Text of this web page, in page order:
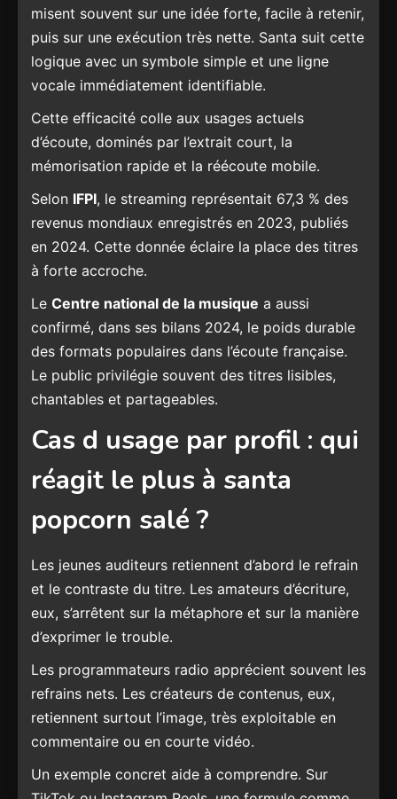
misent souvent sur une idée forte, facile à retenir,
puis sur une exécution très nette. Santa suit cette
logique avec un symbole simple et une ligne
vocale immédiatement identifiable.
Cette efficacité colle aux usages actuels
d’écoute, dominés par l’extrait court, la
mémorisation rapide et la réécoute mobile.
Selon IFPI, le streaming représentait 67,3 % des
revenus mondiaux enregistrés en 2023, publiés
en 2024. Cette donnée éclaire la place des titres
à forte accroche.
Le Centre national de la musique a aussi
confirmé, dans ses bilans 2024, le poids durable
des formats populaires dans l’écoute française.
Le public privilégie souvent des titres lisibles,
chantables et partageables.
Cas d usage par profil : qui
réagit le plus à santa
popcorn salé ?
Les jeunes auditeurs retiennent d’abord le refrain
et le contraste du titre. Les amateurs d’écriture,
eux, s’arrêtent sur la métaphore et sur la manière
d’exprimer le trouble.
Les programmateurs radio apprécient souvent les
refrains nets. Les créateurs de contenus, eux,
retiennent surtout l’image, très exploitable en
commentaire ou en courte vidéo.
Un exemple concret aide à comprendre. Sur